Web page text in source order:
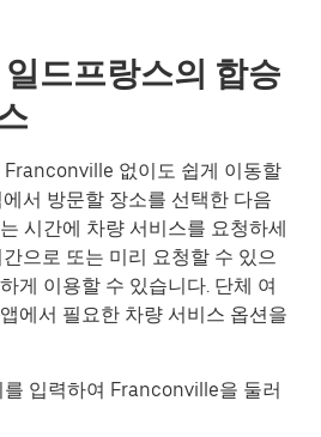
드프랑스의 합승
없이도 쉽게 이동할
서 방문할 장소를 선택한 다음
시간에 차량 서비스를 요청하세
으로 또는 미리 요청할 수 있으
게 이용할 수 있습니다. 단체 여
에서 필요한 차량 서비스 옵션을
입력하여 Franconville을 둘러